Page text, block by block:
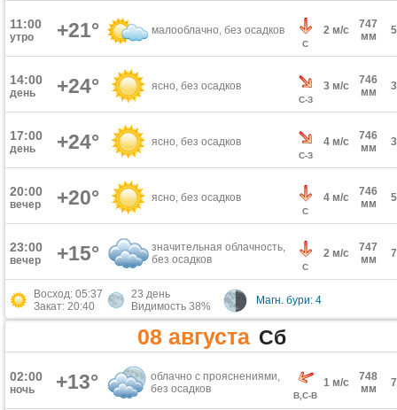
11:00
утро +21° малооблачно, без осадков
С
2 м/с
747
мм
14:00
день +24° ясно, без осадков
С-З
3 м/с
746
мм
17:00
день +24° ясно, без осадков
С-З
4 м/с
746
мм
20:00
вечер +20° ясно, без осадков
С
4 м/с
746
мм
23:00
вечер +15°
значительная облачность,
без осадков
С
2 м/с
747
мм
Восход: 05:37
Закат: 20:40
23 день
Видимость 38%
Магн. бури: 4
08 августа Сб
02:00
ночь +13°
облачно с прояснениями,
без осадков
В,С-В
1 м/с
748
мм